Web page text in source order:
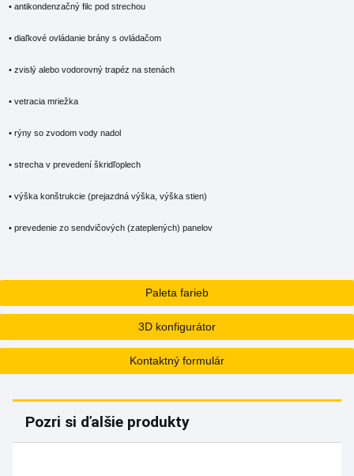
Paleta farieb
3D konfigurátor
Kontaktný formulár
• antikondenzačný filc pod strechou
• diaľkové ovládanie brány s ovládačom
• zvislý alebo vodorovný trapéz na stenách
• vetracia mriežka
• rýny so zvodom vody nadol
• strecha v prevedení škridľoplech
• výška konštrukcie (prejazdná výška, výška stien)
• prevedenie zo sendvičových (zateplených) panelov
Pozri si ďalšie produkty